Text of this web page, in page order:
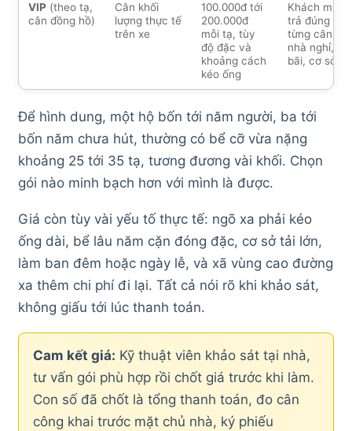
VIP (theo tạ,
cân đồng hồ)
Cân khối
lượng thực tế
trên xe
100.000đ tới
200.000đ
mỗi tạ, tùy
độ đặc và
khoảng cách
kéo ống
Khách muốn
trả đúng
từng cân,
nhà nghỉ,
bãi, cơ sở
Để hình dung, một hộ bốn tới năm người, ba tới
bốn năm chưa hút, thường có bể cỡ vừa nặng
khoảng 25 tới 35 tạ, tương đương vài khối. Chọn
gói nào minh bạch hơn với mình là được.
Giá còn tùy vài yếu tố thực tế: ngõ xa phải kéo
ống dài, bể lâu năm cặn đóng đặc, cơ sở tải lớn,
làm ban đêm hoặc ngày lễ, và xã vùng cao đường
xa thêm chi phí đi lại. Tất cả nói rõ khi khảo sát,
không giấu tới lúc thanh toán.
Cam kết giá: Kỹ thuật viên khảo sát tại nhà,
tư vấn gói phù hợp rồi chốt giá trước khi làm.
Con số đã chốt là tổng thanh toán, đo cân
công khai trước mặt chủ nhà, ký phiếu